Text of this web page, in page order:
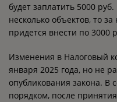
будет заплатить 5000
несколько объектов, то
придется внести по 3000
Изменения в Налоговый
января 2025 года, но не
опубликования закона. В
порядком, после